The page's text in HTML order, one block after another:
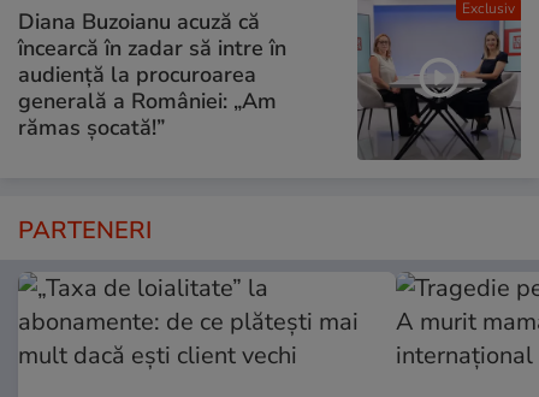
Exclusiv
Diana Buzoianu acuză că
încearcă în zadar să intre în
audiență la procuroarea
generală a României: „Am
rămas șocată!”
PARTENERI